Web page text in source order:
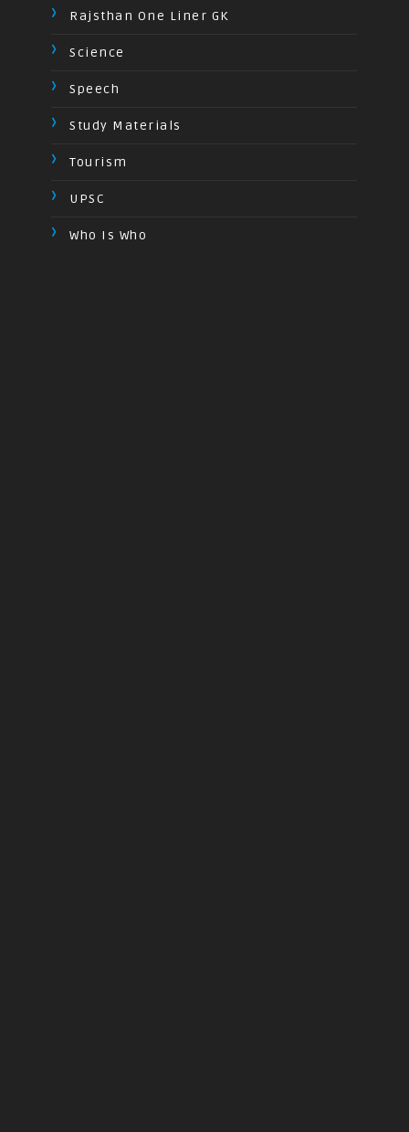
Rajsthan One Liner GK
Science
Speech
Study Materials
Tourism
UPSC
Who Is Who